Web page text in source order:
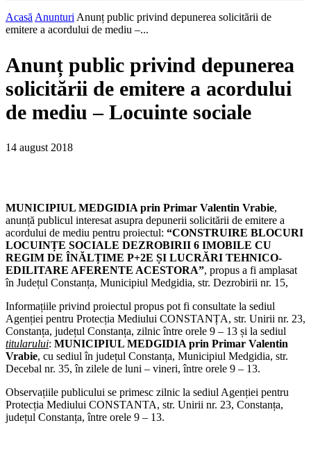
Acasă Anunturi Anunț public privind depunerea solicitării de
emitere a acordului de mediu –...
Anunț public privind depunerea
solicitării de emitere a acordului
de mediu – Locuinte sociale
14 august 2018
MUNICIPIUL MEDGIDIA prin Primar Valentin Vrabie,
anunță publicul interesat asupra depunerii solicitării de emitere a
acordului de mediu pentru proiectul: “CONSTRUIRE BLOCURI
LOCUINȚE SOCIALE DEZROBIRII 6 IMOBILE CU
REGIM DE ÎNĂLȚIME P+2E ȘI LUCRĂRI TEHNICO-
EDILITARE AFERENTE ACESTORA”, propus a fi amplasat
în Județul Constanța, Municipiul Medgidia, str. Dezrobirii nr. 15,
Informațiile privind proiectul propus pot fi consultate la sediul
Agenției pentru Protecția Mediului CONSTANȚA, str. Unirii nr. 23,
Constanța, județul Constanța, zilnic între orele 9 – 13 și la sediul
titularului: MUNICIPIUL MEDGIDIA prin Primar Valentin
Vrabie, cu sediul în județul Constanța, Municipiul Medgidia, str.
Decebal nr. 35, în zilele de luni – vineri, între orele 9 – 13.
Observațiile publicului se primesc zilnic la sediul Agenției pentru
Protecția Mediului CONSTANTA, str. Unirii nr. 23, Constanța,
județul Constanța, între orele 9 – 13.